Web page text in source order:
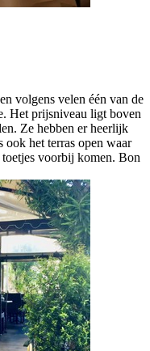
volgens velen één van de
Het prijsniveau ligt boven
Ze hebben er heerlijk
het terras open waar
toetjes voorbij komen. Bon